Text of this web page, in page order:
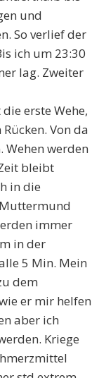
und
So verlief der
ich um 23:30
lag. Zweiter
erste Wehe,
Von da
Wehen werden
bleibt
in die
immer
in der
5 Min. Mein
dem
er mir helfen
aber ich
Kriege